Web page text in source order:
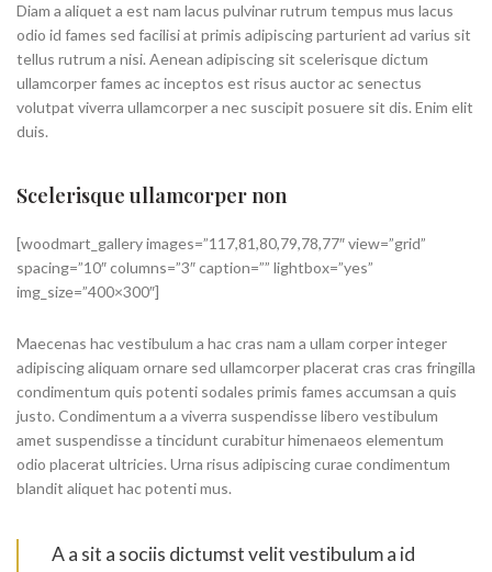
Diam a aliquet a est nam lacus pulvinar rutrum tempus mus lacus
odio id fames sed facilisi at primis adipiscing parturient ad varius sit
tellus rutrum a nisi. Aenean adipiscing sit scelerisque dictum
ullamcorper fames ac inceptos est risus auctor ac senectus
volutpat viverra ullamcorper a nec suscipit posuere sit dis. Enim elit
duis.
Scelerisque ullamcorper non
[woodmart_gallery images=”117,81,80,79,78,77″ view=”grid”
spacing=”10″ columns=”3″ caption=”” lightbox=”yes”
img_size=”400×300″]
Maecenas hac vestibulum a hac cras nam a ullam corper integer
adipiscing aliquam ornare sed ullamcorper placerat cras cras fringilla
condimentum quis potenti sodales primis fames accumsan a quis
justo. Condimentum a a viverra suspendisse libero vestibulum
amet suspendisse a tincidunt curabitur himenaeos elementum
odio placerat ultricies. Urna risus adipiscing curae condimentum
blandit aliquet hac potenti mus.
A a sit a sociis dictumst velit vestibulum a id